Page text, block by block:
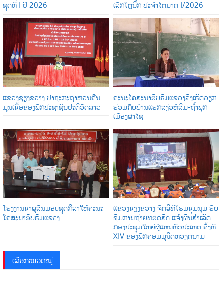
ຊຸດທີ່ I ປີ 2026
ເລັກໂຕຼນິກ ປະຈໍາໄຕມາດ I/2026
ແຂວງຊຽງຂວາງ ປາຖະກະຖາຫວນຄືນ
ມູນເຊື້ອຂອງພັກປະຊາຊົນປະຕິວັດລາວ
ຄະນະໂຄສະນາອົບຮົມແຂວງລົງເຮັດວຽກ
ຮ່ວມກັບບ້ານແຮກສຽ່ວຫໍສິມ-ຖໍ້າພຸກ
ເມືອງຜາໄຊ
ໂຮງງານຊາພູສັນມອບຊຸດກິລາໃຫ້ຄະນະ
ໂຄສະນາອົບຮົມແຂວງ
ແຂວງຊຽງຂວາງ ຈັດພິທີໂຮມຊຸມນຸມ ຮັບ
ຊົມການຖ່າຍທອດສົດ ແຈ້ງຜົນສໍາເລັດ
ກອງປະຊຸມໃຫຍ່ຜູ້ແທນທົ່ວປະເທດ ຄັ້ງທີ
XIV ຂອງພັກຄອມມູນິດຫວຽດນາມ
ເລືອກໝວດໝູ່